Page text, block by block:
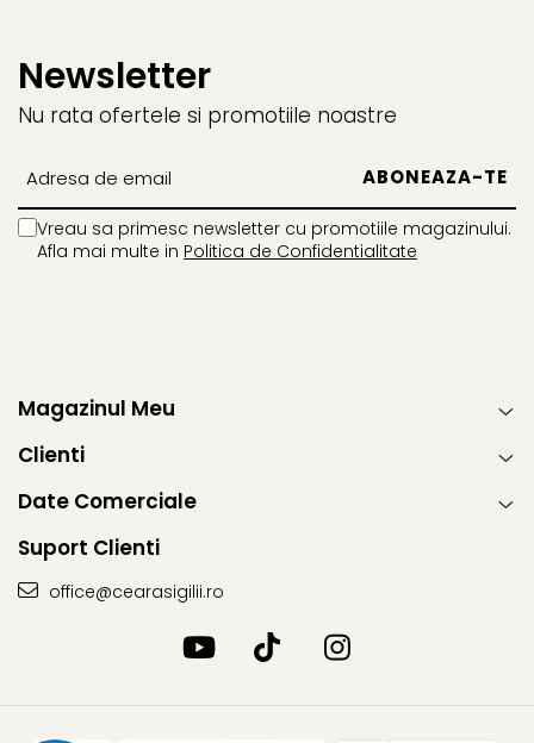
Newsletter
Nu rata ofertele si promotiile noastre
Vreau sa primesc newsletter cu promotiile magazinului.
Afla mai multe in Politica de Confidentialitate
Magazinul Meu
Clienti
Date Comerciale
Suport Clienti
office@cearasigilii.ro